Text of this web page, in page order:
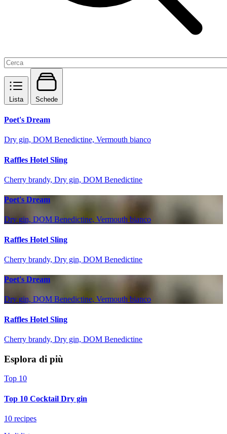
Lista Schede
Poet's Dream
Dry gin, DOM Benedictine, Vermouth bianco
Raffles Hotel Sling
Cherry brandy, Dry gin, DOM Benedictine
Poet's Dream
Dry gin, DOM Benedictine, Vermouth bianco
Raffles Hotel Sling
Cherry brandy, Dry gin, DOM Benedictine
Poet's Dream
Dry gin, DOM Benedictine, Vermouth bianco
Raffles Hotel Sling
Cherry brandy, Dry gin, DOM Benedictine
Esplora di più
Top 10
Top 10 Cocktail Dry gin
10 recipes